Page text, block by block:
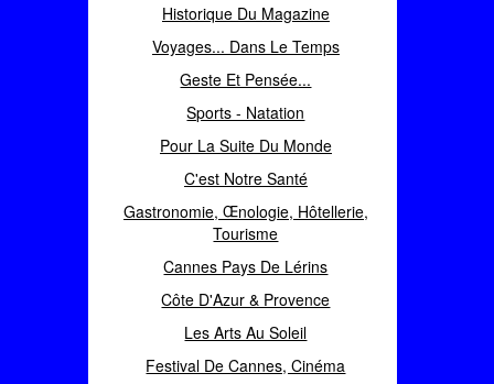
Historique Du Magazine
Voyages... Dans Le Temps
Geste Et Pensée...
Sports - Natation
Pour La Suite Du Monde
C'est Notre Santé
Gastronomie, Œnologie, Hôtellerie,
Tourisme
Cannes Pays De Lérins
Côte D'Azur & Provence
Les Arts Au Soleil
Festival De Cannes, Cinéma